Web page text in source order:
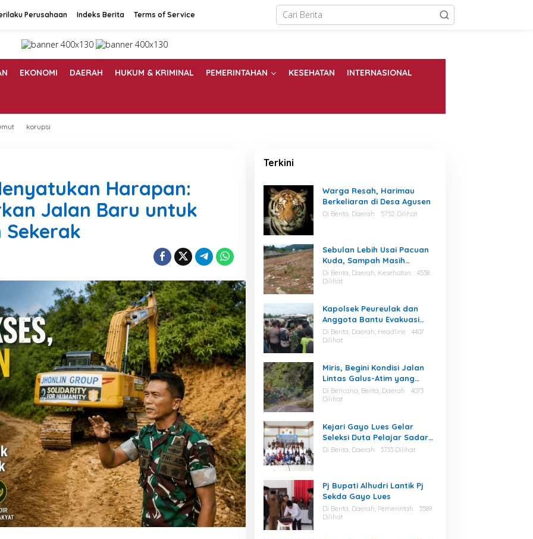
Perusahaan Indeks Berita Terms of Service
EKONOMI DAERAH HUKUM & KRIMINAL PEMERINTAHAN KESEHATAN INTERNASIONAL
korupsi
Harapan:
Jalan Baru untuk
Terkini
Warga Resah, Harimau
Berkeliaran di Desa Agusen
Di Berita, Daerah 5752 Dilihat
Sebulan Lebih Usai Pacuan
Kuda, Sampah Masih
Berserakan di Area Stadion
Di Berita, Daerah, Kesehatan
4538
Dilihat
Kapolsek Peureulak dan
Anggota Bantu Evakuasi
Korban Tenggelam di
Perairan Kuala Bugak
Di Berita, Daerah, Headline
4407
Dilihat
Miris, Begini Kondisi Jalan
Lintas Galus-Atim yang
Diminta Camat Pining
Dilakukan Perawatan
Di Bencana, Berita, Daerah
4073
Dilihat
Kejari Gayo Lues Gelar
Seleksi Duta Pelajar Sadar
Hukum
Di Berita, Daerah 3733 Dilihat
Pj Bupati Alhudri Lantik Pj
Sekda Gayo Lues
Di Berita, Daerah, Pemerintah
3589
Dilihat